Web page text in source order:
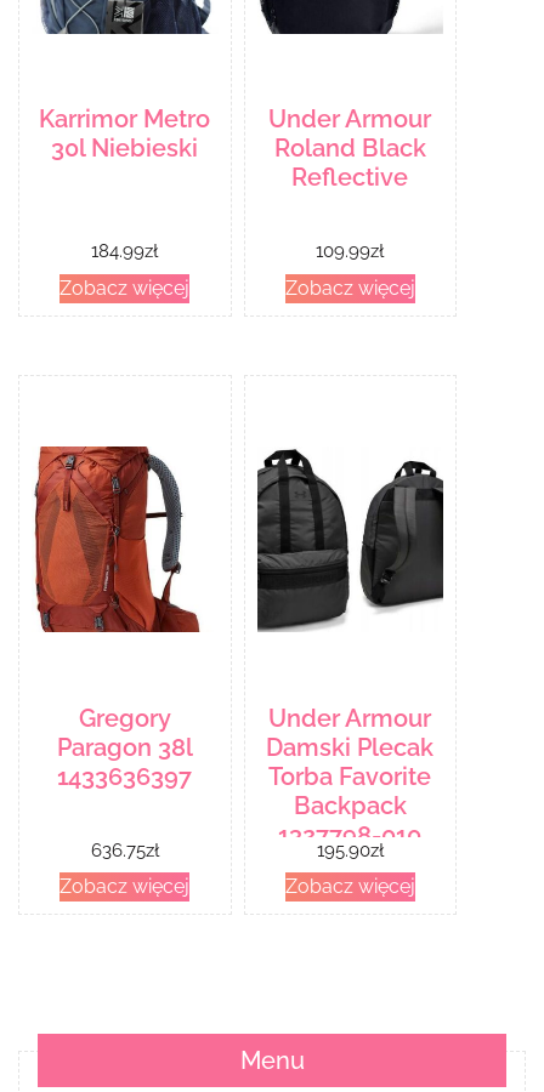
Karrimor Metro
30l Niebieski
184.99zł
Zobacz więcej
Under Armour
Roland Black
Reflective
109.99zł
Zobacz więcej
Gregory
Paragon 38l
1433636397
636.75zł
Zobacz więcej
Under Armour
Damski Plecak
Torba Favorite
Backpack
1327798-010
195.90zł
Zobacz więcej
Menu